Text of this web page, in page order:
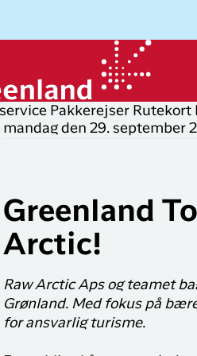
Pakkerejser Rutekort
rejse
ILIK
Populære
Flyrejser til
Nuuk
København
Flyrejser til
Ilulissat
mandag den 29. september
Greenland
Arctic!
Raw Arctic Aps og teamet
Grønland. Med fokus på
for ansvarlig turisme.